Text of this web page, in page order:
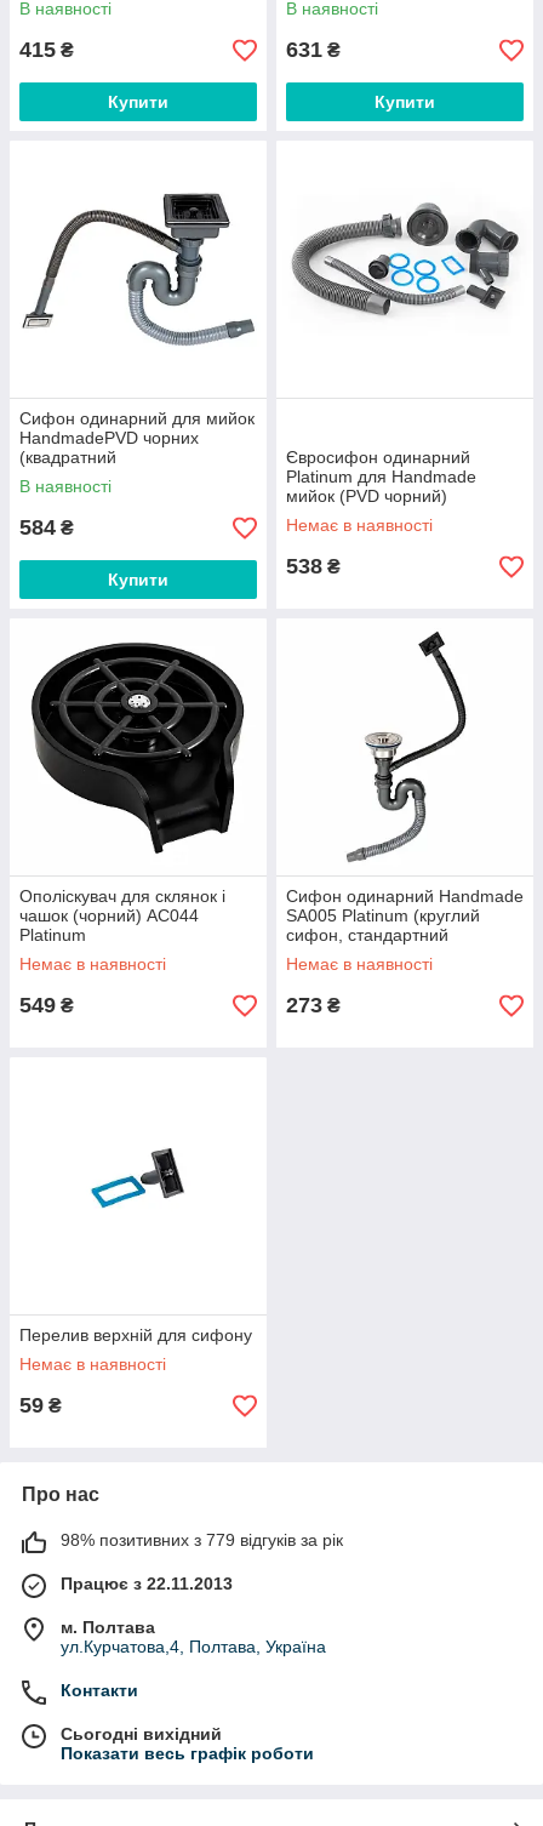
В наявності
415 ₴
Купити
В наявності
631 ₴
Купити
Сифон одинарний для мийок
HandmadePVD чорних
(квадратний
сифон,квадратний перелив)
В наявності
584 ₴
Купити
Євросифон одинарний
Platinum для Handmade
мийок (PVD чорний)
Немає в наявності
538 ₴
Ополіскувач для склянок і
чашок (чорний) AC044
Platinum
Немає в наявності
549 ₴
Сифон одинарний Handmade
SA005 Platinum (круглий
сифон, стандартний
перелив)
Немає в наявності
273 ₴
Перелив верхній для сифону
Немає в наявності
59 ₴
Про нас
98% позитивних з 779 відгуків за рік
Працює з 22.11.2013
м. Полтава
ул.Курчатова,4, Полтава, Україна
Контакти
Сьогодні вихідний
Показати весь графік роботи